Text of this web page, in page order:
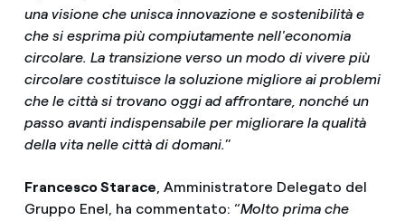
una visione che unisca innovazione e sostenibilità e
che si esprima più compiutamente nell'economia
circolare. La transizione verso un modo di vivere più
circolare costituisce la soluzione migliore ai problemi
che le città si trovano oggi ad affrontare, nonché un
passo avanti indispensabile per migliorare la qualità
della vita nelle città di domani.”
Francesco Starace, Amministratore Delegato del
Gruppo Enel, ha commentato: “Molto prima che